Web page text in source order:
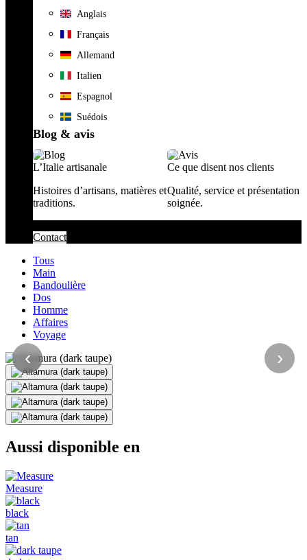
Anglais
Français
Allemand
Italien
Espagnol
Suédois
Blog & avis
L’Italie artisanale
Histoires d’artisans, matières et
traditions.
Ce que disent nos clients
Qualité, service et présentation
soignée.
Contact
Tous
Main
Bandoulière
Dos
Homme
Affaires
Voyage
‹ ›
Aussi disponible en
Measure
black
tan